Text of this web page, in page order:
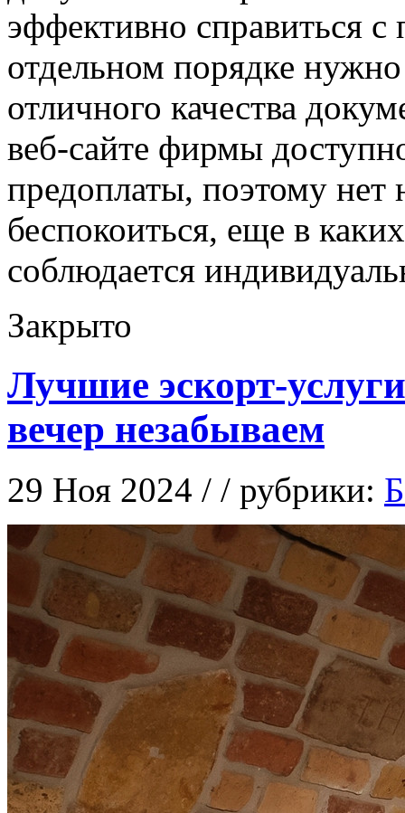
эффективно справиться с
отдельном порядке
отличного качества
веб-сайте фирмы
предоплаты, поэтому нет
беспокоиться, еще в
соблюдается
Закрыто
Лучшие эскорт-
вечер незабываем
29 Ноя 2024 / / рубрики: